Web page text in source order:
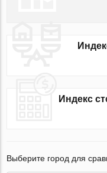
Индекс
Выберите город для